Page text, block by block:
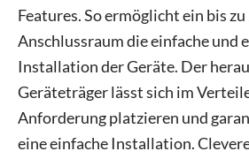
Features. So ermöglicht ein bis
Anschlussraum die einfache und
Installation der Geräte. Der
Geräteträger lässt sich im
Anforderung platzieren und
eine einfache Installation.